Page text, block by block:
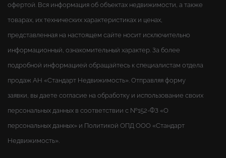
офертой. Вся информация об объектах недвижимости, а также
товарах, их технических характеристиках и ценах,
представленная на настоящем сайте носит исключительно
информационный, ознакомительный характер. За более
подробной информацией обращайтесь к специалистам отдела
продаж АН «Стандарт Недвижимость». Отправляя форму
заявки, вы даете согласие на обработку и использование своих
персональных данных в соответствии с №152-ФЗ «О
персональных данных» и Политикой ОПД ООО «Стандарт
Недвижимость».